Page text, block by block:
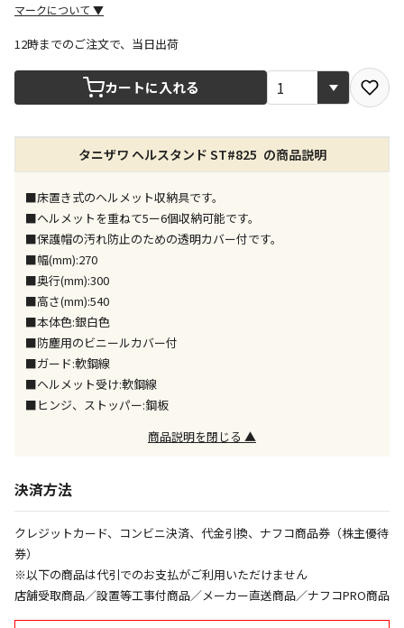
マークについて ▼
宅配や店舗受取を選択できる商品です
店舗のみで受取できる商品です（宅配便でのお届けが
できません）
※同時購入の商品は、全て同じ店舗での受取となりま
す
特定の店舗のみで受取ができる商品です（宅配便での
お届けができません）
※同時購入の商品は、全て同じ店舗での受取となりま
す
委託業者によりお届けする商品です
※ほか商品との同時購入はできません。お手数です
が、ご購入手続きを分けてお買い求めください
※支払い方法の代金引換は選択できません。
※電話注文はできません。
午前9時までのご注文確定した商品については、当日に
出荷いたします。
ただし、メーカーの営業日に基づき出荷手続きを行う
また、日曜・祝日や年末年始などの長期休業期間中
は、休業明けからの出荷対応となります。
12時までのご注文で、当日出荷
カートに入れる
タニザワ ヘルスタンド ST#825 の商品説明
■床置き式のヘルメット収納具です。
■ヘルメットを重ねて5ー6個収納可能です。
■保護帽の汚れ防止のための透明カバー付です。
■幅(mm):270
■奥行(mm):300
■高さ(mm):540
■本体色:銀白色
■防塵用のビニールカバー付
■ガード:軟鋼線
■ヘルメット受け:軟鋼線
■ヒンジ、ストッパー:鋼板
商品説明を閉じる ▲
決済方法
クレジットカード、コンビニ決済、代金引換、ナフコ商品券（株主優待
券）
※以下の商品は代引でのお支払がご利用いただけません
店舗受取商品／設置等工事付商品／メーカー直送商品／ナフコPRO商品